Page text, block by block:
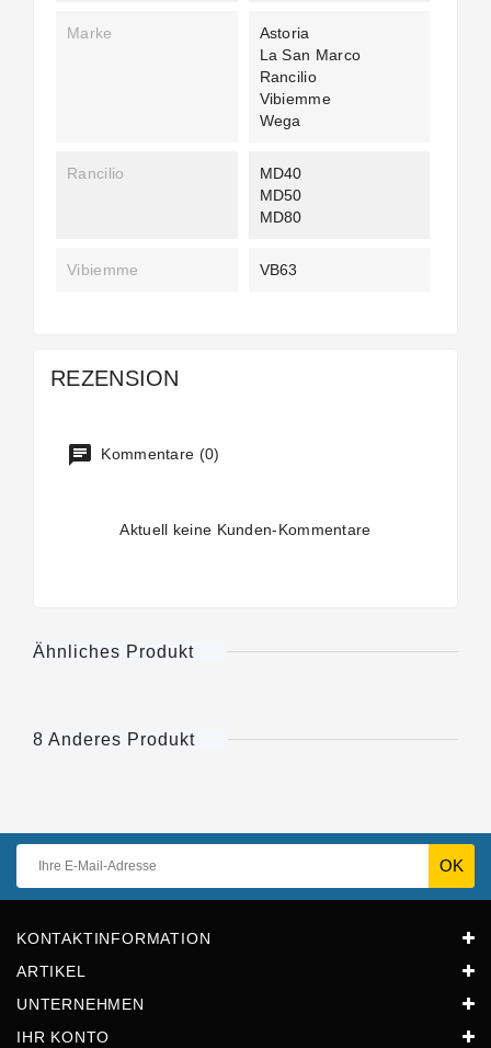
Marke
Astoria
La San Marco
Rancilio
Vibiemme
Wega
Rancilio
MD40
MD50
MD80
Vibiemme VB63
REZENSION
Kommentare (0)
Aktuell keine Kunden-Kommentare
Ähnliches Produkt
8 Anderes Produkt
KONTAKTINFORMATION
ARTIKEL
UNTERNEHMEN
IHR KONTO